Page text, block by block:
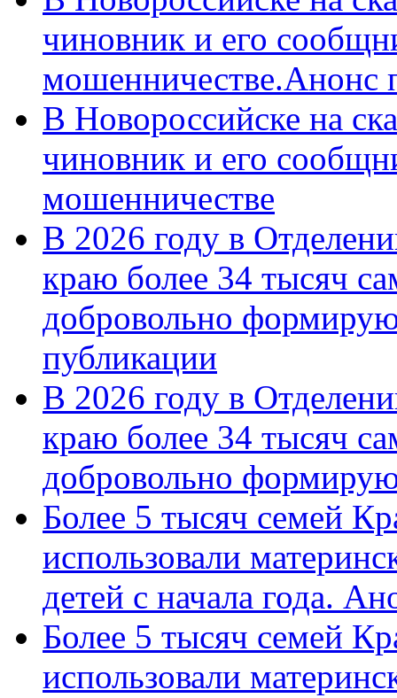
чиновник и его
мошенничестве.Анонс
В Новороссийске на
чиновник и его
мошенничестве
В 2026 году в
краю более 34 тысяч
добровольно
публикации
В 2026 году в
краю более 34 тысяч
добровольно
Более 5 тысяч семей
использовали
детей с начала года.
Более 5 тысяч семей
использовали